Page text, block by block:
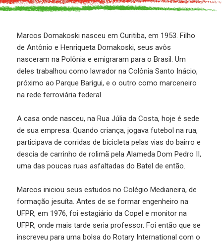
Marcos Domakoski nasceu em Curitiba, em 1953. Filho
de Antônio e Henriqueta Domakoski, seus avôs
nasceram na Polônia e emigraram para o Brasil. Um
deles trabalhou como lavrador na Colônia Santo Inácio,
próximo ao Parque Barigui, e o outro como marceneiro
na rede ferroviária federal.
A casa onde nasceu, na Rua Júlia da Costa, hoje é sede
de sua empresa. Quando criança, jogava futebol na rua,
participava de corridas de bicicleta pelas vias do bairro e
descia de carrinho de rolimã pela Alameda Dom Pedro II,
uma das poucas ruas asfaltadas do Batel de então.
Marcos iniciou seus estudos no Colégio Medianeira, de
formação jesuíta. Antes de se formar engenheiro na
UFPR, em 1976, foi estagiário da Copel e monitor na
UFPR, onde mais tarde seria professor. Foi então que se
inscreveu para uma bolsa do Rotary International com o